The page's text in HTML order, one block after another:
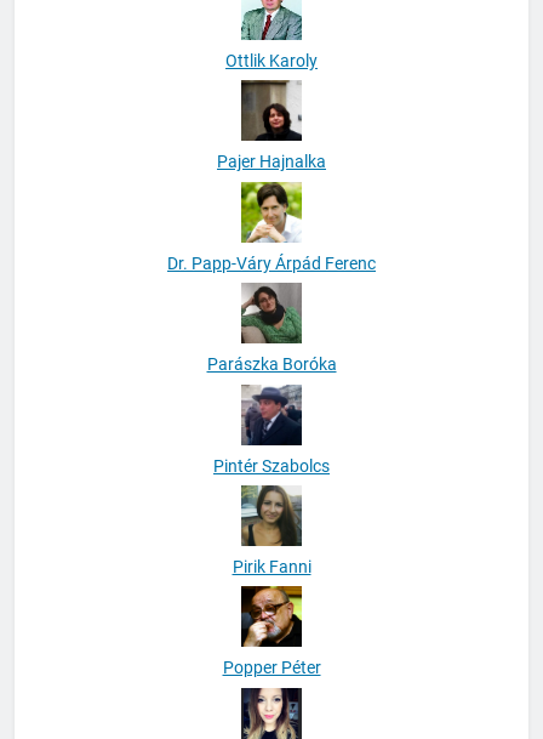
Ottlik Karoly
Pajer Hajnalka
Dr. Papp-Váry Árpád Ferenc
Parászka Boróka
Pintér Szabolcs
Pirik Fanni
Popper Péter